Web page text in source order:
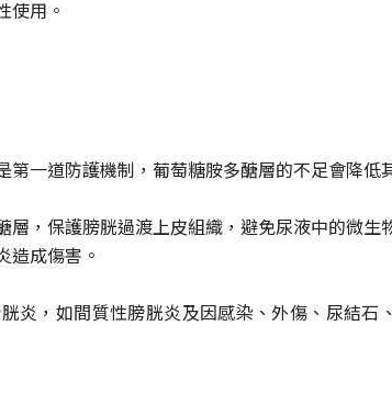
使用。
第一道防護機制，葡萄糖胺多醣層的不足會降低
，保護膀胱過渡上皮組織，避免尿液中的微生
造成傷害。
炎，如間質性膀胱炎及因感染、外傷、尿結石